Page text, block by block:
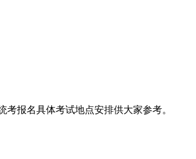
报名具体考试地点安排供大家参考。